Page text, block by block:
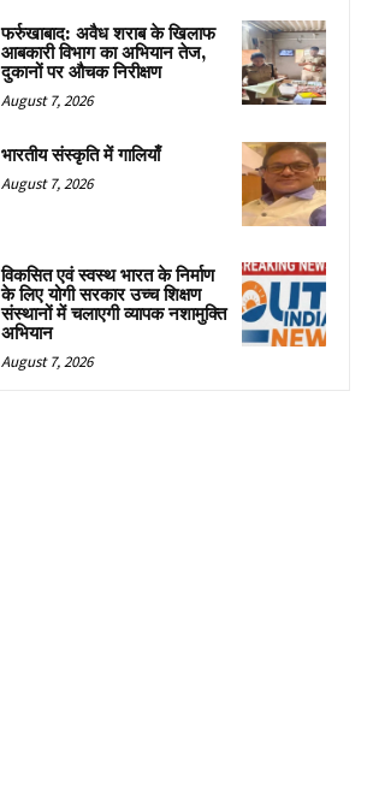
फर्रुखाबाद: अवैध शराब के खिलाफ
आबकारी विभाग का अभियान तेज,
दुकानों पर औचक निरीक्षण
August 7, 2026
भारतीय संस्कृति में गालियाँ
August 7, 2026
विकसित एवं स्वस्थ भारत के निर्माण
के लिए योगी सरकार उच्च शिक्षण
संस्थानों में चलाएगी व्यापक नशामुक्ति
अभियान
August 7, 2026